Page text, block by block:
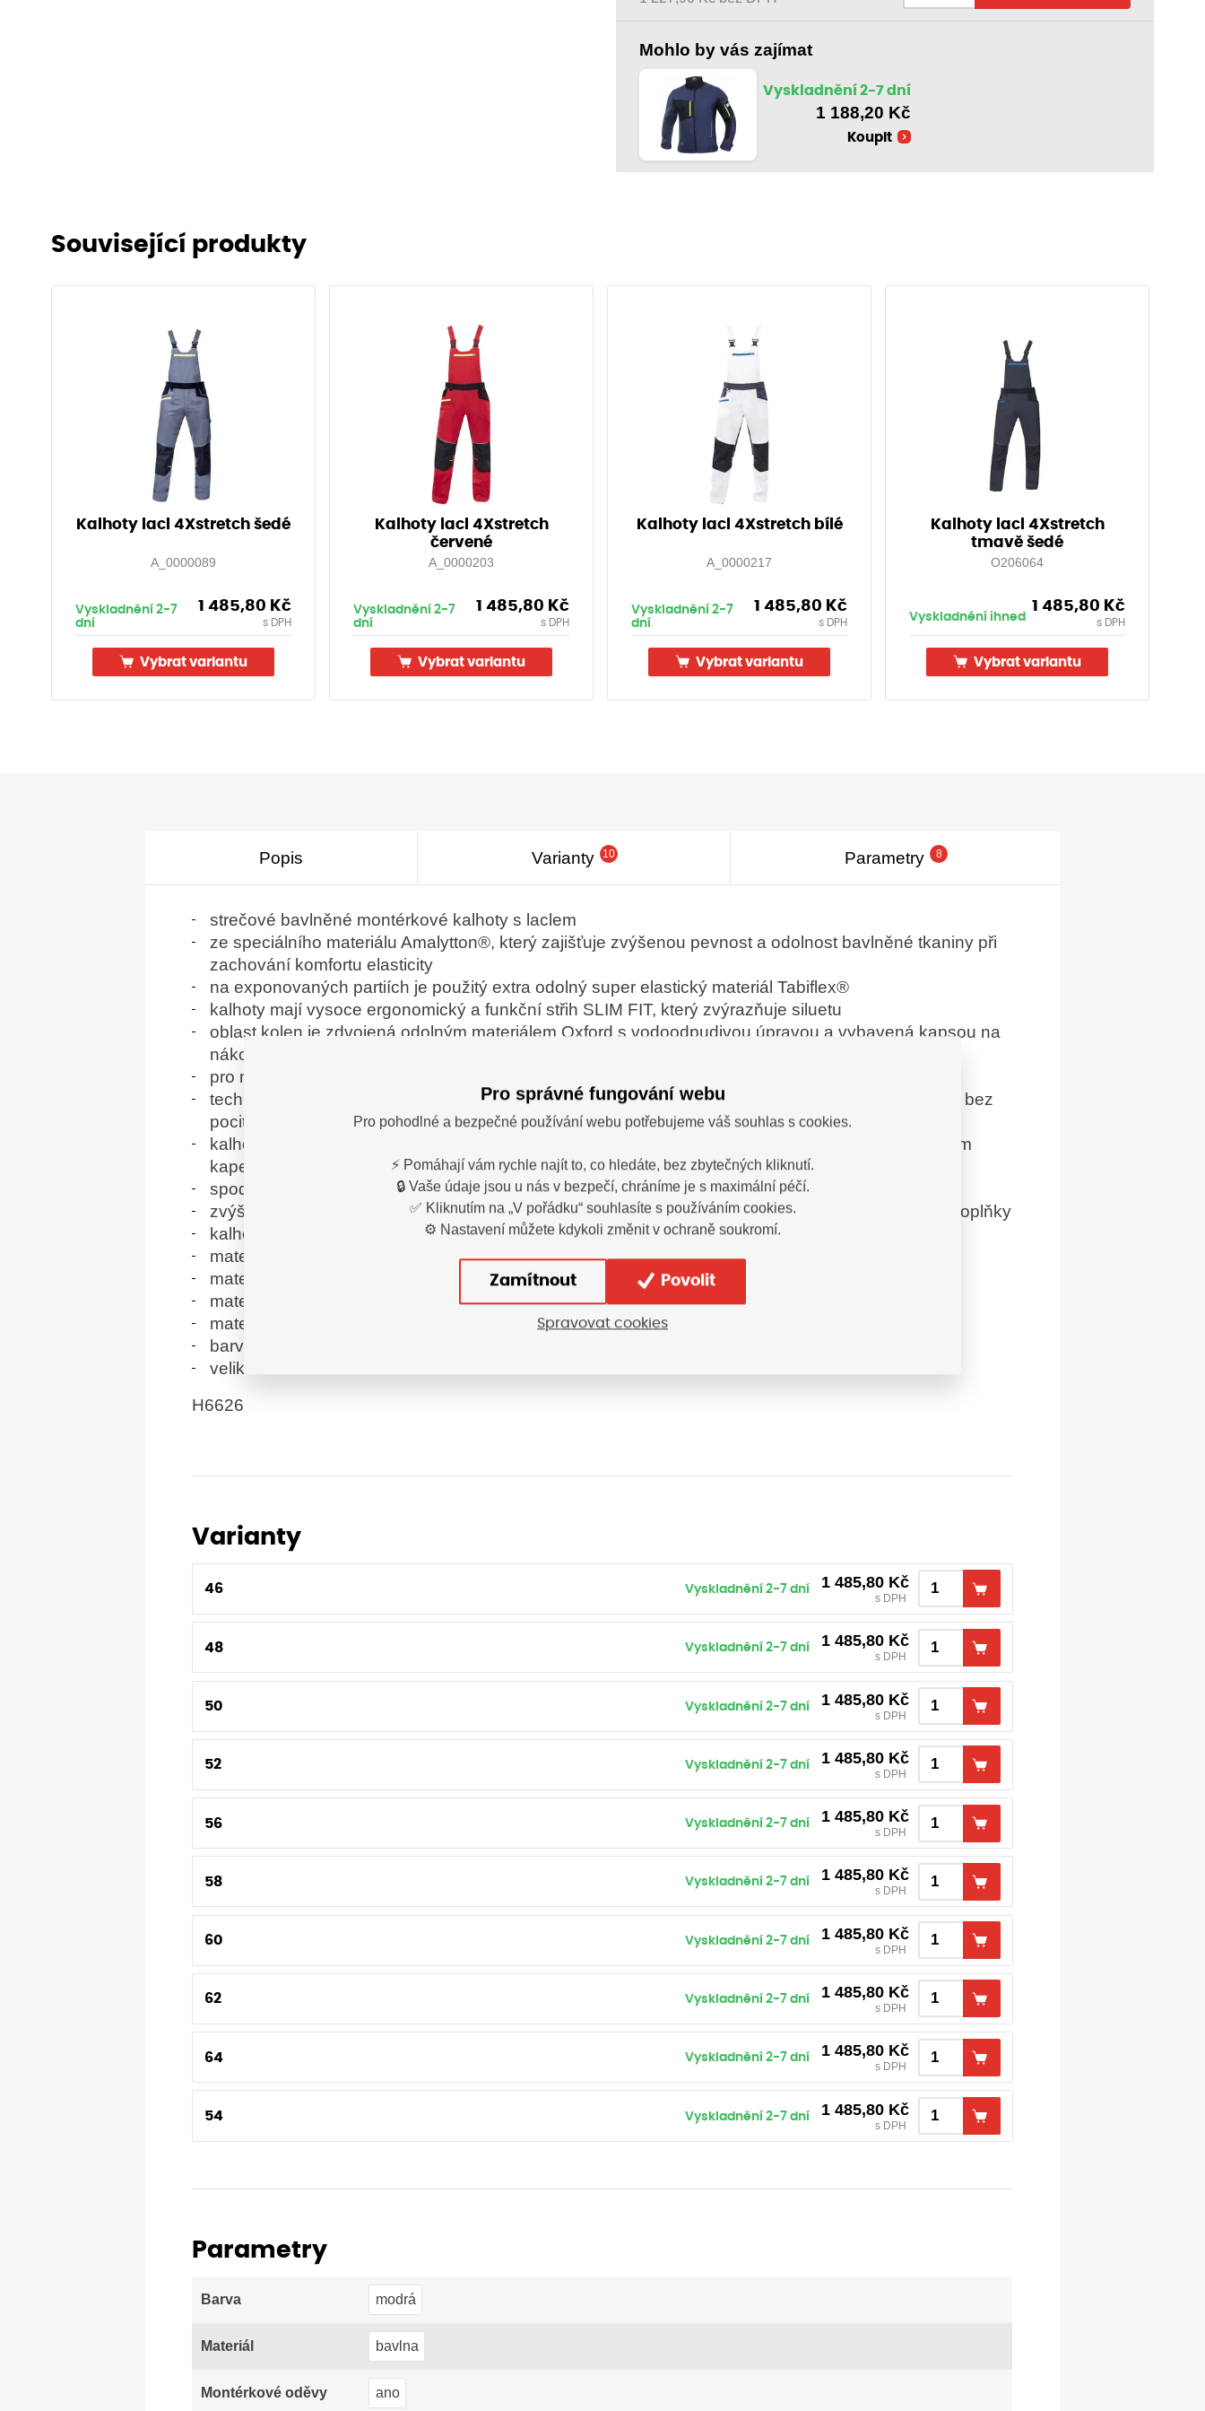
1 485,80Kč
Mohlo by vás zajímat
Vyskladnění 2-7 dní
1 188,20 Kč
Koupit
Související produkty
Kalhoty lacl 4Xstretch šedé
A_0000089
Vyskladnění 2-7
dní
1 485,80 Kč
s DPH
Vybrat variantu
Kalhoty lacl 4Xstretch
červené
A_0000203
Vyskladnění 2-7
dní
1 485,80 Kč
s DPH
Vybrat variantu
Kalhoty lacl 4Xstretch bílé
A_0000217
Vyskladnění 2-7
dní
1 485,80 Kč
s DPH
Vybrat variantu
Kalhoty lacl 4Xstretch
tmavě šedé
O206064
Vyskladnění ihned
1 485,80 Kč
s DPH
Vybrat variantu
Popis Varianty 10 Parametry 8
strečové bavlněné montérkové kalhoty s laclem
ze speciálního materiálu Amalytton®, který zajišťuje zvýšenou pevnost a odolnost bavlněné tkaniny při
zachování komfortu elasticity
na exponovaných partiích je použitý extra odolný super elastický materiál Tabiflex®
kalhoty mají vysoce ergonomický a funkční střih SLIM FIT, který zvýrazňuje siluetu
oblast kolen je zdvojená odolným materiálem Oxford s vodoodpudivou úpravou a vybavená kapsou na
nákoleníky
pro maximální přizpůsobení pohybu je design kolena anatomicky tvarovaný
technologie ADN®-ADAPTBELT umožňuje plynulé přizpůsobování šířky pasu při každém pohybu bez
pocitu omezemí
kalhoty jsou vybaveny vnitřní protiskluzovou páskou, D kroužkem na karabinu a velkým množstvím
kapes
spodní lem nohavic je vyztužený materiálem Oxford odolným proti oděru
zvýšenou viditelnost uživatele zajišťují reflexní pásky umístěné na předním i zadním dílu a hi-vis doplňky
kalhoty umožňují snadné prodloužení délky o 5 cm
materiál A: 98 % bavlna, 2 % elastan, Amalytton®, kanvasová vazba, cca 250 g/m²
materiál B: 88 % nylon, 12 % spandex, TABIFLEX®
materiál C: 100 % polyester - Oxford
materiál D: 65 % polyester, 35 % bavlna
barva: tmavě modrá
velikosti: 46-64
H6626
Varianty
46 Vyskladnění 2-7 dní 1 485,80 Kč
s DPH
48 Vyskladnění 2-7 dní 1 485,80 Kč
s DPH
50 Vyskladnění 2-7 dní 1 485,80 Kč
s DPH
52 Vyskladnění 2-7 dní 1 485,80 Kč
s DPH
56 Vyskladnění 2-7 dní 1 485,80 Kč
s DPH
58 Vyskladnění 2-7 dní 1 485,80 Kč
s DPH
60 Vyskladnění 2-7 dní 1 485,80 Kč
s DPH
62 Vyskladnění 2-7 dní 1 485,80 Kč
s DPH
64 Vyskladnění 2-7 dní 1 485,80 Kč
s DPH
54 Vyskladnění 2-7 dní 1 485,80 Kč
s DPH
Parametry
Barva modrá
Materiál bavlna
Montérkové oděvy ano
Pro správné fungování webu
Pro pohodlné a bezpečné používání webu potřebujeme váš souhlas s cookies.
⚡ Pomáhají vám rychle najít to, co hledáte, bez zbytečných kliknutí.
🔒 Vaše údaje jsou u nás v bezpečí, chráníme je s maximální péčí.
✅ Kliknutím na „V pořádku“ souhlasíte s používáním cookies.
⚙️ Nastavení můžete kdykoli změnit v ochraně soukromí.
Zamítnout Povolit
Spravovat cookies